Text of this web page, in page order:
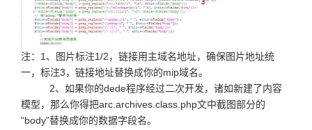
注：1、图片标注1/2，链接用主域名地址，确保图片地址统
一，标注3，链接地址替换成你的mip域名。
2、如果你的dede程序经过二次开发，诸如新建了内容
模型，那么你得把arc.archives.class.php文中截图部分的
“body”替换成你的数据字段名。